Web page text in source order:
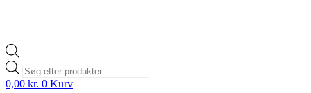
Products
search
0,00 kr. 0 Kurv